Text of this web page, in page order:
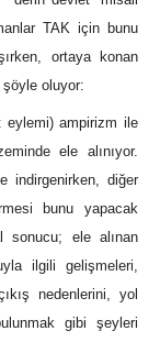
TAK için bunu
ortaya konan
şöyle oluyor:
eylemi) ampirizm ile
ele alınıyor.
indirgenirken, diğer
bunu yapacak
sonucu; ele alınan
ilgili gelişmeleri,
nedenlerini, yol
gibi şeyleri